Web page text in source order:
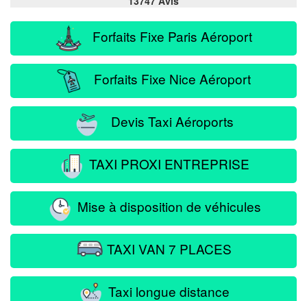
Forfaits Fixe Paris Aéroport
Forfaits Fixe Nice Aéroport
Devis Taxi Aéroports
TAXI PROXI ENTREPRISE
Mise à disposition de véhicules
TAXI VAN 7 PLACES
Taxi longue distance